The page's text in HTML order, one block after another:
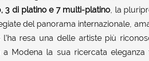
3 di platino e 7 multi-platino, la
del panorama internazionale,
l’ha resa una delle artiste più
a Modena la sua ricercata